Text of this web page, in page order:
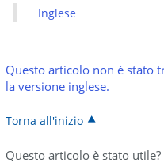
Inglese
Questo articolo non è stato
la versione inglese.
Torna all'inizio
Questo articolo è stato utile?